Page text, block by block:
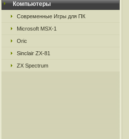
Компьютеры
Современные Игры для ПК
Microsoft MSX-1
Oric
Sinclair ZX-81
ZX Spectrum